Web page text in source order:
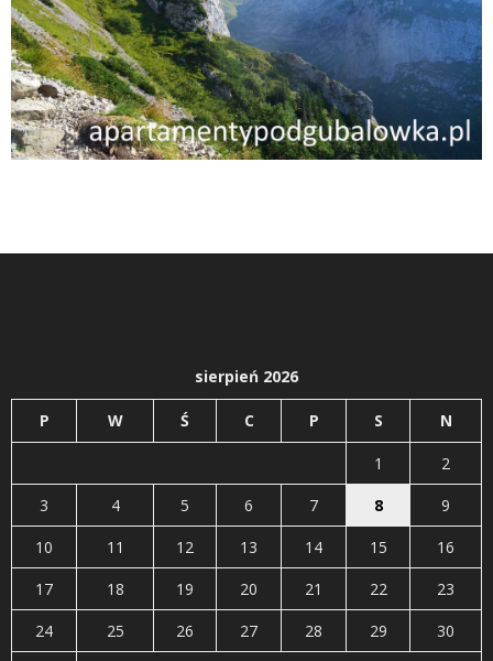
sierpień 2026
P W Ś C P S N
1
2
3
4 5 6 7 8
9
10
11 12 13 14 15
16
17
18 19 20 21 22
23
24
25 26 27 28 29
30